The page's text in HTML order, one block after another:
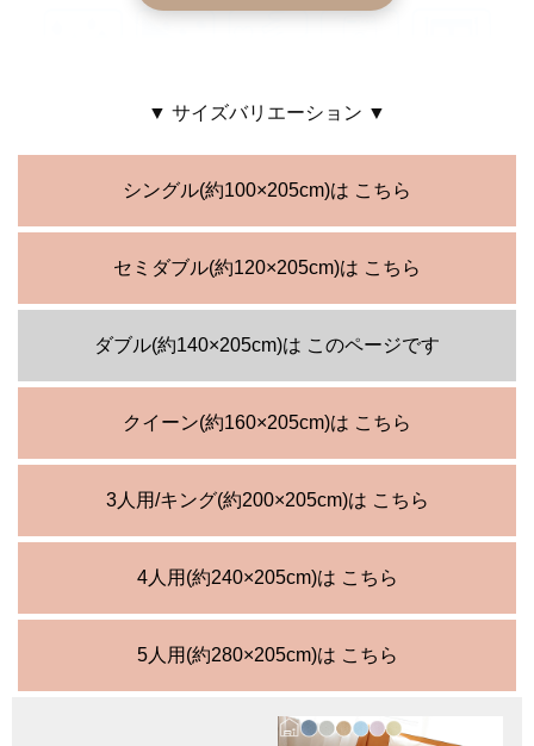
▼ サイズバリエーション ▼
シングル(約100×205cm)は こちら
セミダブル(約120×205cm)は こちら
ダブル(約140×205cm)は このページです
クイーン(約160×205cm)は こちら
3人用/キング(約200×205cm)は こちら
4人用(約240×205cm)は こちら
5人用(約280×205cm)は こちら